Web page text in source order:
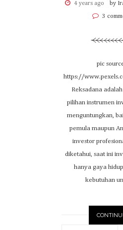
4 years ago by
3
pic
https://
Reksadana
pilihan instrumen
menguntungkan,
pemula maupun
investor
diketahui, saat ini
hanya gaya
kebutuhan